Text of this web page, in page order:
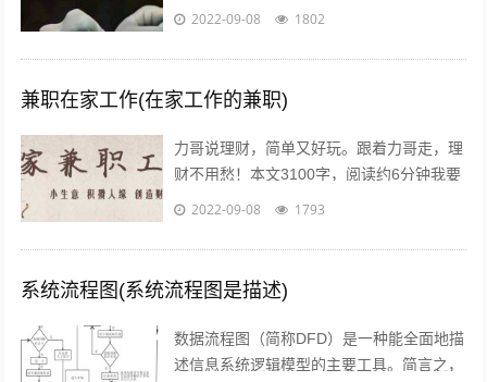
定命运。有些人需要白手起家获得财富，有
2022-09-08 1802
兼职在家工作(在家工作的兼职)
力哥说理财，简单又好玩。跟着力哥走，理
财不用愁！本文3100字，阅读约6分钟我要
介绍的赚钱工作就是兼职写稿赚稿费。主业
2022-09-08 1793
系统流程图(系统流程图是描述)
数据流程图（简称DFD）是一种能全面地描
述信息系统逻辑模型的主要工具。简言之，